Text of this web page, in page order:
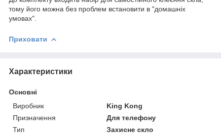
тому його можна без проблем встановити в "домашніх
умовах".
Приховати
Характеристики
Основні
Виробник
King Kong
Призначення
Для телефону
Тип
Захисне скло